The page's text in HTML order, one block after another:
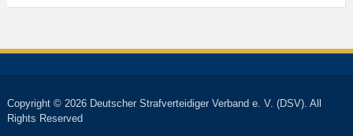
Copyright © 2026 Deutscher Strafverteidiger Verband e. V. (DSV). All
Rights Reserved